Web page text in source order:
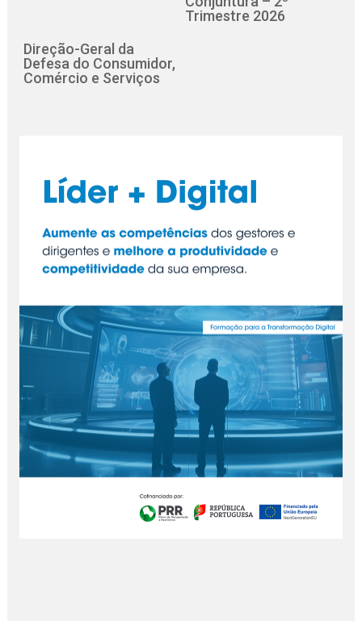
Trimestre 2026
Direção-Geral da
Defesa do Consumidor,
Comércio e Serviços